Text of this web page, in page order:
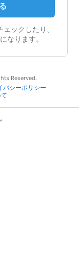
ックしたり、
なります。
Reserved.
バシーポリシー